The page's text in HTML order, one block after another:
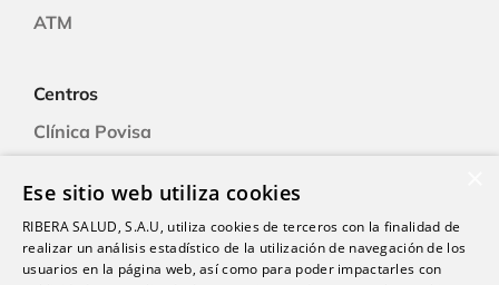
ATM
Centros
Clínica Povisa
Ciudad Quesada
Clínica Cartagena
Clínica A Coruña
Ese sitio web utiliza cookies
RIBERA SALUD, S.A.U, utiliza cookies de terceros con la finalidad de
realizar un análisis estadístico de la utilización de navegación de los
usuarios en la página web, así como para poder impactarles con